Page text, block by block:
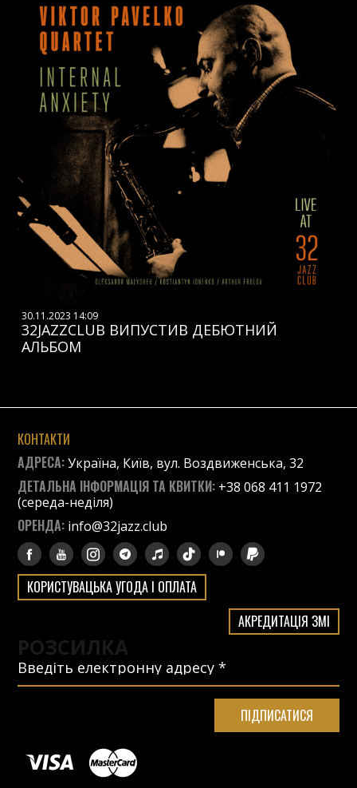
30.11.2023 14:09
32JAZZCLUB ВИПУСТИВ ДЕБЮТНИЙ
АЛЬБОМ
КОНТАКТИ
АДРЕСА:Україна, Київ, вул. Воздвиженська, 32
ДЕТАЛЬНА ІНФОРМАЦІЯ ТА КВИТКИ: +38 068 411 1972
(середа-неділя)
ОРЕНДА: info@32jazz.club
КОРИСТУВАЦЬКА УГОДА І ОПЛАТА
АКРЕДИТАЦІЯ ЗМІ
РОЗСИЛКА